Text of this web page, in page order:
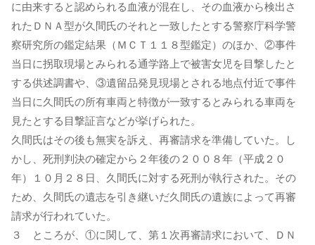
に由来すると認められる血液が混在し、その血液から検出さ
れたＤＮＡ型が久間氏のそれと一致したとする警察庁科学警
察研究所の鑑定結果（ＭＣＴ１１８型鑑定）のほか、②事件
当日に拐取現場とみられる通学路上で被害女児を目撃したと
する供述調書や、③遺留品発見現場とされる地点付近で事件
当日に久間氏の所有車両と特徴が一致するとみられる車両を
見たとする目撃証言などが挙げられた。
久間氏はその後も無実を訴え、再審請求を準備していた。し
かし、死刑判決の確定から２年後の２００８年（平成２０
年）１０月２８日、久間氏に対する死刑が執行された。その
ため、久間氏の遺志を引き継いだ久間氏の遺族によって再審
請求が行われていた。
３ ところが、①に関して、第１次再審請求において、ＤＮ